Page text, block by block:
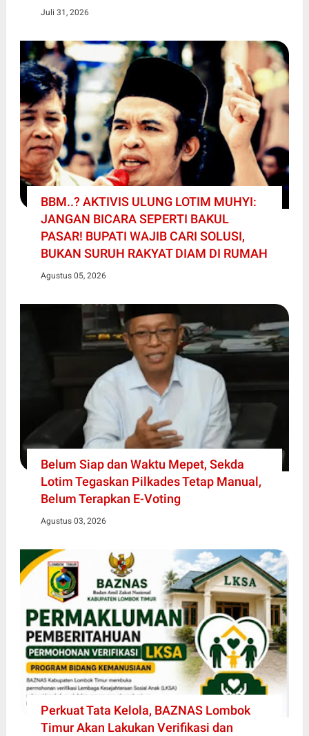
Juli 31, 2026
BBM..? AKTIVIS ULUNG LOTIM MUHYI:
JANGAN BICARA SEPERTI BAKUL
PASAR! BUPATI WAJIB CARI SOLUSI,
BUKAN SURUH RAKYAT DIAM DI RUMAH
Agustus 05, 2026
Belum Siap dan Waktu Mepet, Sekda
Lotim Tegaskan Pilkades Tetap Manual,
Belum Terapkan E-Voting
Agustus 03, 2026
Perkuat Tata Kelola, BAZNAS Lombok
Timur Akan Lakukan Verifikasi dan